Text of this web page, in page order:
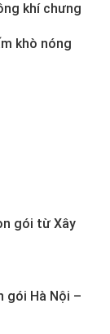
khí chưng
khò nóng
gói từ Xây
gói Hà Nội –